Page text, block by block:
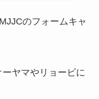
のフォームキャ
ヤマやリョービに